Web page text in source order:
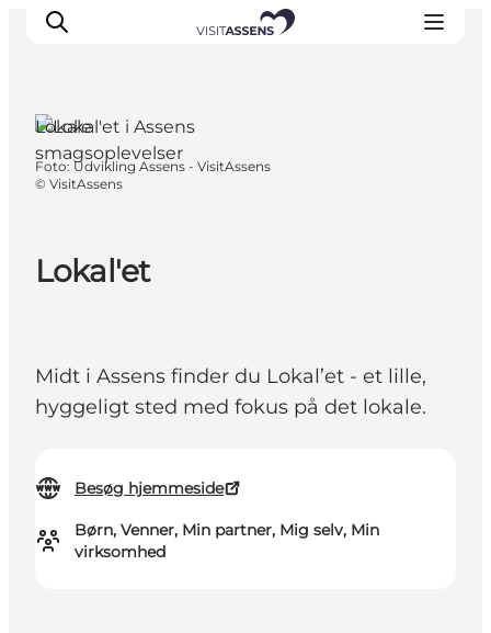
Overnatning
Det sker
Lokal'et
Midt i Assens finder du Lokal’et - et lille,
hyggeligt sted med fokus på det lokale.
Besøg hjemmeside
Børn, Venner, Min partner, Mig selv, Min
virksomhed
Lokale
smagsoplevelser
Foto: Udvikling Assens - VisitAssens
© VisitAssens